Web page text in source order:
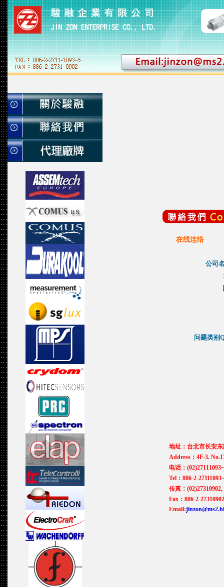
在线连络
公司
问题类别
地址：台北市长安
Address：4F-3.
电话：
Tel：886-2-
传真：(02)27310902,
Fax：886-2-
Email: